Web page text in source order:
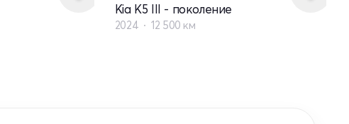
Kia K5 III - поколение
2024 12 500 км